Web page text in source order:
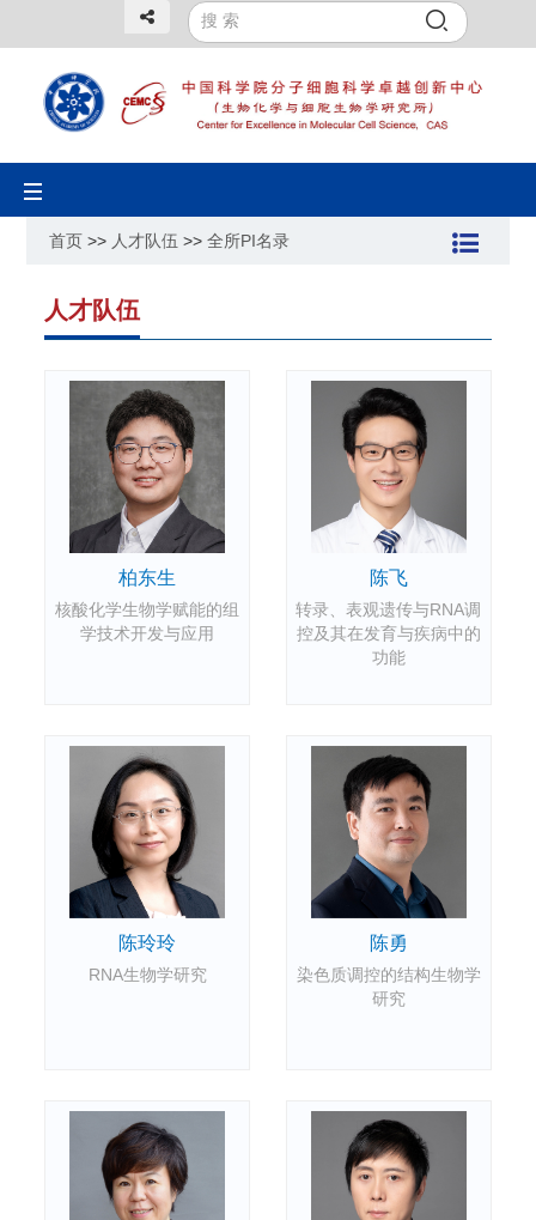
Toggle
navigation
首页 >> 人才队伍 >>全所PI名录
人才队伍
柏东生
核酸化学生物学赋能的组
学技术开发与应用
陈飞
转录、表观遗传与RNA调
控及其在发育与疾病中的
功能
陈玲玲
RNA生物学研究
陈勇
染色质调控的结构生物学
研究